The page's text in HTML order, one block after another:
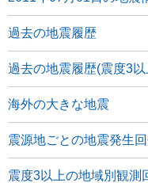
過去の地震履歴
過去の地震履歴(震度3以
海外の大きな地震
震源地ごとの地震発生
震度3以上の地域別観測